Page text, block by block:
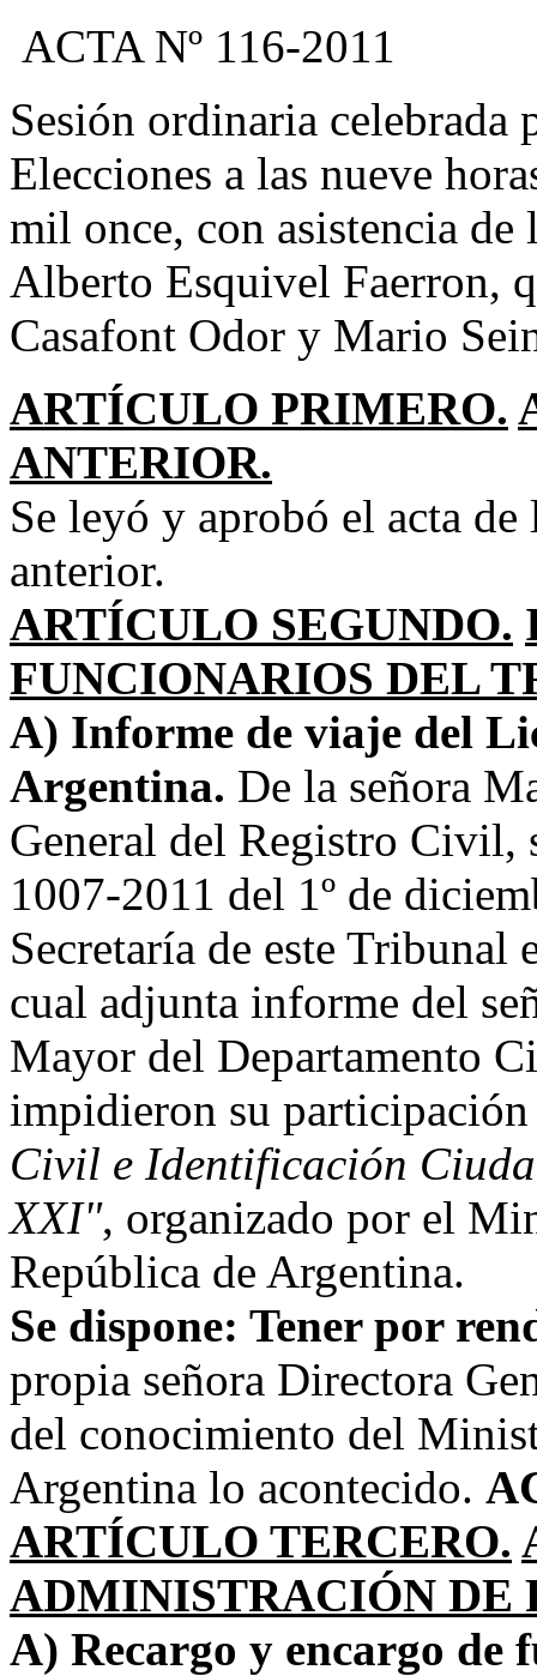
ACTA Nº 116-2011
Sesión ordinaria
Elecciones a las nueve
mil once, con asistencia
Alberto Esquivel Faerron,
Casafont Odor y Mario
ARTÍCULO PRIMERO.
ANTERIOR.
Se leyó y aprobó el acta
anterior.
ARTÍCULO SEGUNDO.
FUNCIONARIOS DEL
A) Informe de viaje del
Argentina. De la señora
General del Registro Civil,
1007-2011 del 1º de
Secretaría de este
cual adjunta informe del
Mayor del Departamento
impidieron su
Civil e Identificación
XXI", organizado por el
República de Argentina.
Se dispone: Tener por
propia señora Directora
del conocimiento del
Argentina lo acontecido.
ARTÍCULO TERCERO.
ADMINISTRACIÓN DE
A) Recargo y encargo de